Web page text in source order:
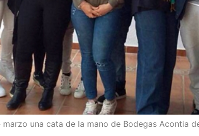
una cata de la mano de Bodegas Acontia